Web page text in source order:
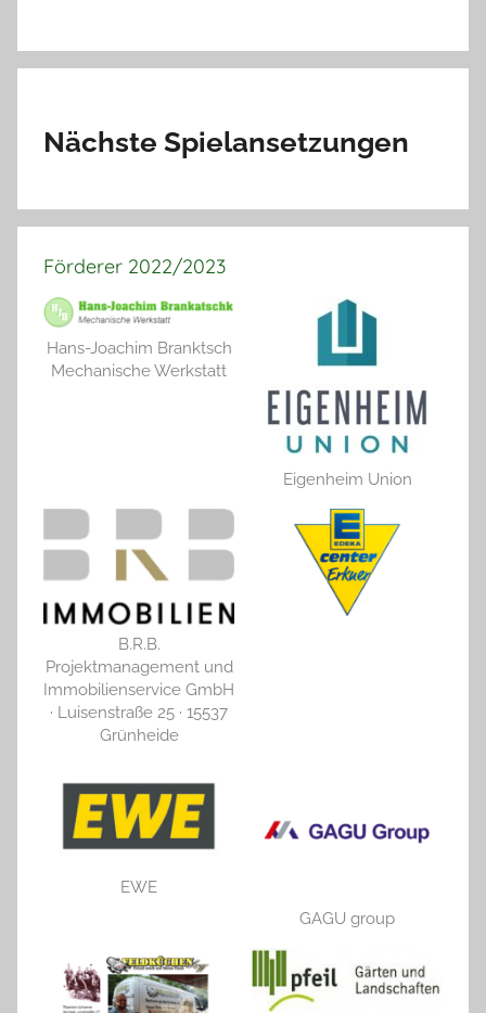
Nächste Spielansetzungen
Förderer 2022/2023
Hans-Joachim Branktsch
Mechanische Werkstatt
Eigenheim Union
B.R.B.
Projektmanagement und
Immobilienservice GmbH
· Luisenstraße 25 · 15537
Grünheide
EWE
GAGU group